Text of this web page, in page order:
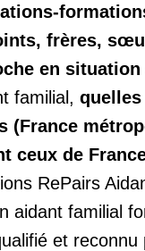
frères,
en
familial,
(France
ceux de
RePairs
aidant familial
et reconnu